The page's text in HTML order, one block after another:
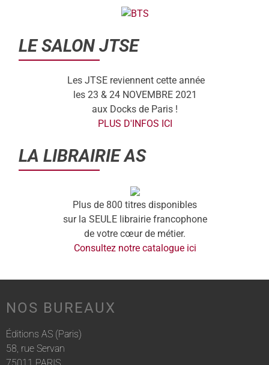
LE SALON JTSE
Les JTSE reviennent cette année
les 23 & 24 NOVEMBRE 2021
aux Docks de Paris !
PLUS D'INFOS ICI
LA LIBRAIRIE AS
Plus de 800 titres disponibles
sur la SEULE librairie francophone
de votre cœur de métier.
Consultez notre catalogue ici
NOS BUREAUX
Éditions AS (Paris)
58, rue Servan